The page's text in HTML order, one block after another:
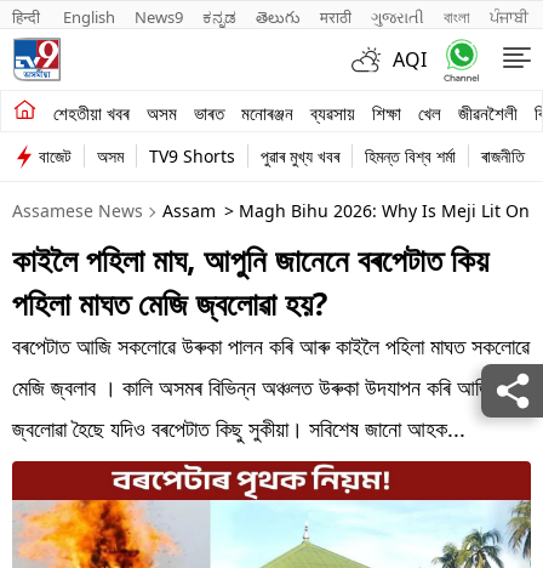
हिन्दी English News9 ಕನ್ನಡ తెలుగు मराठी ગુજરાતી বাংলা ਪੰਜਾਬੀ
AQI
শেহতীয়া খবৰ অসম ভাৰত মনোৰঞ্জন ব্যৱসায় শিক্ষা খেল জীৱনশৈলী
শেহতীয়া খবৰ
অসম
ভাৰত
মনোৰঞ্জন
ব্যৱসায়
শিক্ষা
খেল
জীৱনশৈলী
বিশ্ব
বাজেট অসম TV9 Shorts পুৱাৰ মুখ্য খবৰ হিমন্ত বিশ্ব শৰ্মা ৰাজনীতি
Assamese News Assam > Magh Bihu 2026: Why Is Meji Lit On
কাইলৈ পহিলা মাঘ, আপুনি জানেনে বৰপেটাত কিয়
পহিলা মাঘত মেজি জ্বলোৱা হয়?
বৰপেটাত আজি সকলোৱে উৰুকা পালন কৰি আৰু কাইলৈ পহিলা মাঘত সকলোৱে
মেজি জ্বলাব । কালি অসমৰ বিভিন্ন অঞ্চলত উৰুকা উদযাপন কৰি আজি মেজি
জ্বলোৱা হৈছে যদিও বৰপেটাত কিছু সুকীয়া। সবিশেষ জানো আহক...